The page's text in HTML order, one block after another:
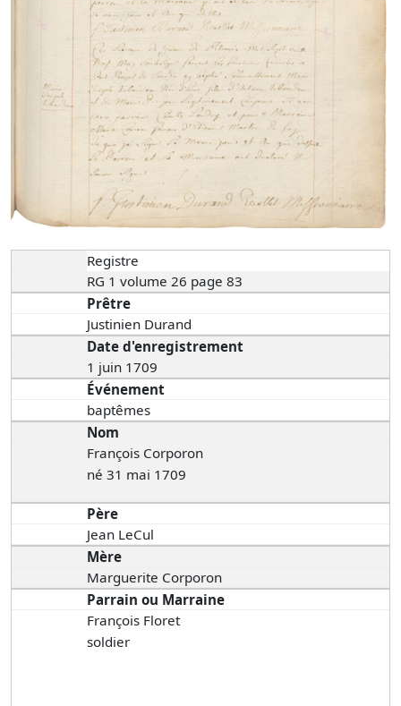
Registre
RG 1 volume 26 page 83
Prêtre
Justinien Durand
Date d'enregistrement
1 juin 1709
Événement
baptêmes
Nom
François Corporon
né 31 mai 1709
Père
Jean LeCul
Mère
Marguerite Corporon
Parrain ou Marraine
François Floret
soldier